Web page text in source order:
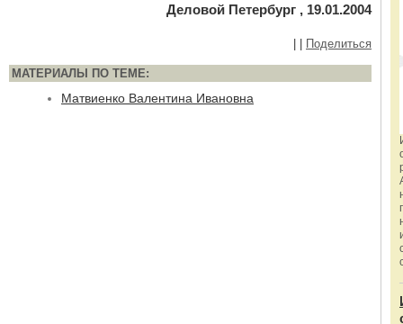
Деловой Петербург , 19.01.2004
Поделиться
МАТЕРИАЛЫ ПО ТЕМЕ:
Матвиенко Валентина Ивановна